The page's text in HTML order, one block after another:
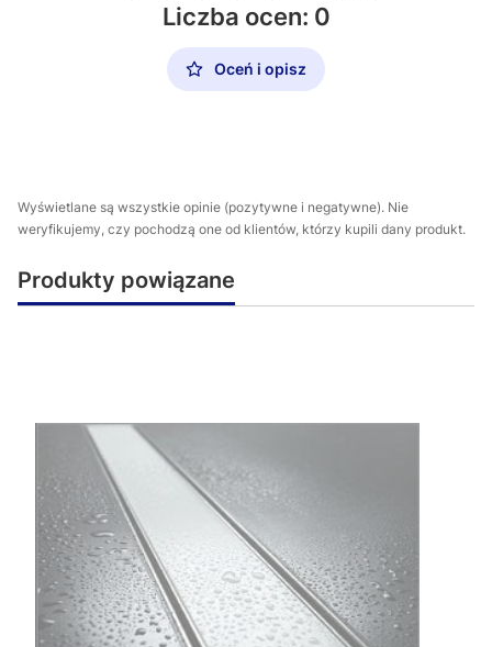
Liczba ocen: 0
Oceń i opisz
Wyświetlane są wszystkie opinie (pozytywne i negatywne). Nie
weryfikujemy, czy pochodzą one od klientów, którzy kupili dany produkt.
Produkty powiązane